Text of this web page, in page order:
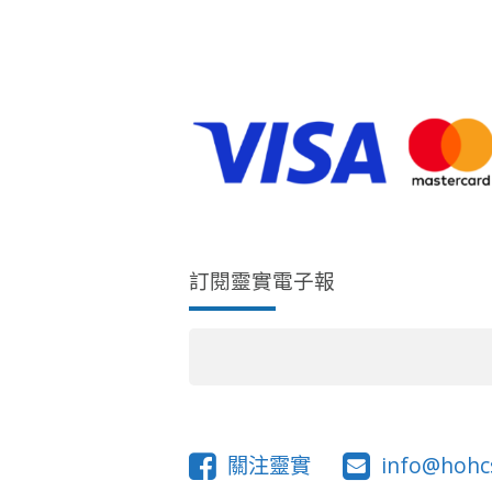
訂閱靈實電子報
關注靈實